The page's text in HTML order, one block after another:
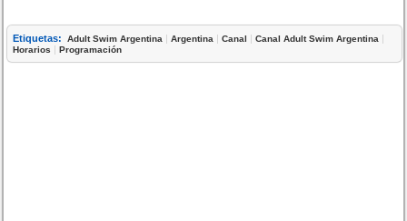
Etiquetas: Adult Swim Argentina |Argentina |Canal |Canal Adult Swim Argentina |
Horarios |Programación